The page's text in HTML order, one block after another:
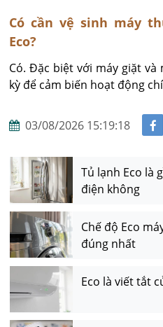
Có cần vệ sinh máy
Eco?
Có. Đặc biệt với máy giặt
kỳ để cảm biến hoạt động
03/08/2026 15:19:18
Tủ lạnh Eco là
điện không
Chế độ Eco
đúng nhất
Eco là viết tắt